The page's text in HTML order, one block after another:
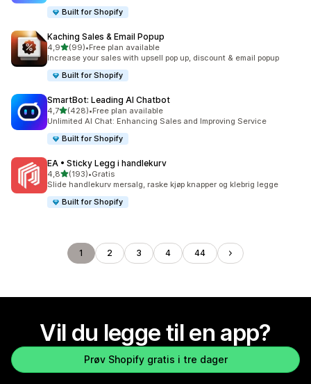
Built for Shopify
Kaching Sales & Email Popup
4,9av 5 stjerner
(99)
Totalt 99 omtaler
•Free plan available
Increase your sales with upsell pop up, discount & email popup
Built for Shopify
SmartBot: Leading AI Chatbot
4,7av 5 stjerner
(428)
Totalt 428 omtaler
•Free plan available
Unlimited AI Chat: Enhancing Sales and Improving Service
Built for Shopify
EA • Sticky Legg i handlekurv
4,8av 5 stjerner
(193)
Totalt 193 omtaler
•Gratis
Slide handlekurv mersalg, raske kjøp knapper og klebrig legge
Built for Shopify
1 2 3 4 44
Vil du legge til en app?
Prøv Shopify gratis i tre dager